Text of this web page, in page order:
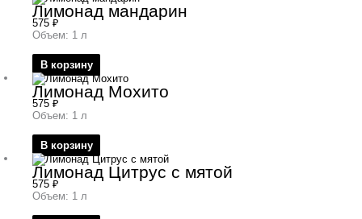
Лимонад мандарин
575 ₽
Объем: 1 л
В корзину
Лимонад Мохито
575 ₽
Объем: 1 л
В корзину
Лимонад Цитрус с мятой
575 ₽
Объем: 1 л